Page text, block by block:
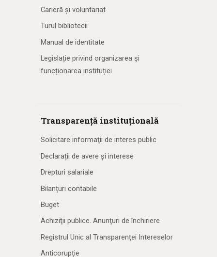
Carieră și voluntariat
Turul bibliotecii
Manual de identitate
Legislație privind organizarea și
funcționarea instituției
Transparență instituțională
Solicitare informaţii de interes public
Declarații de avere și interese
Drepturi salariale
Bilanțuri contabile
Buget
Achiziţii publice. Anunţuri de închiriere
Registrul Unic al Transparenţei Intereselor
Anticorupție